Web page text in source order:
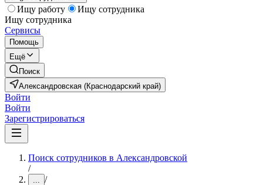
Ищу работу
Ищу сотрудника
Ищу сотрудника
Сервисы
Помощь
Ещё
Поиск
Александровская (Краснодарский край)
Войти
Войти
Зарегистрироваться
Поиск сотрудников в Александровской
/
... /